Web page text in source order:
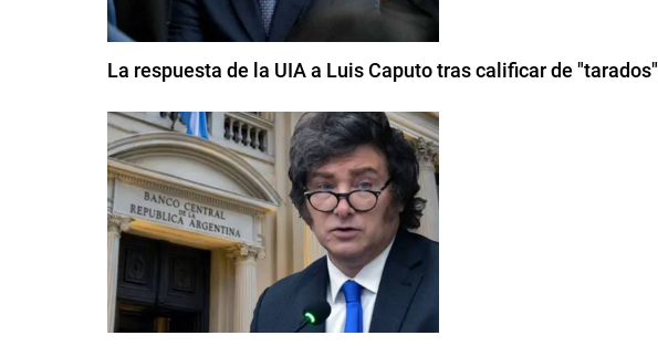
La respuesta de la UIA a Luis Caputo tras calificar de